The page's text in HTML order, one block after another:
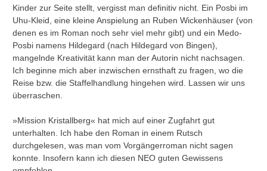
Kinder zur Seite stellt, vergisst man definitiv nicht. Ein Posbi im
Uhu-Kleid, eine kleine Anspielung an Ruben Wickenhäuser (von
denen es im Roman noch sehr viel mehr gibt) und ein Medo-
Posbi namens Hildegard (nach Hildegard von Bingen),
mangelnde Kreativität kann man der Autorin nicht nachsagen.
Ich beginne mich aber inzwischen ernsthaft zu fragen, wo die
Reise bzw. die Staffelhandlung hingehen wird. Lassen wir uns
überraschen.
»Mission Kristallberg« hat mich auf einer Zugfahrt gut
unterhalten. Ich habe den Roman in einem Rutsch
durchgelesen, was man vom Vorgängerroman nicht sagen
konnte. Insofern kann ich diesen NEO guten Gewissens